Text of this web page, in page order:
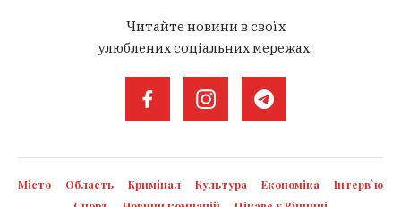
Читайте новини в своїх
улюблених соціальних мережах.
Місто Область Кримінал Культура Економіка
Інтерв`ю